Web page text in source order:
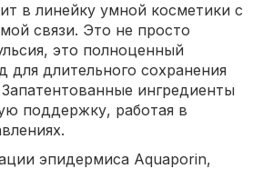
в линейку умной косметики с
связи. Это не просто
это полноценный
для длительного сохранения
ингредиенты
поддержку, работая в
эпидермиса Aquaporin,